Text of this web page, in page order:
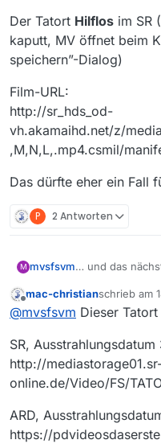
Der Tatort Hilflos im SR
kaputt, MV öffnet beim
speichern”-Dialog)
Film-URL:
http://sr_hds_od-
vh.akamaihd.net/z/
,M,N,L,.mp4.csmil/
Das dürfte eher ein Fall
P 2 Antworten
M mvsfsvm… und das
Der TatortHilflos
kaputt, MV
http://sr_hds_od-
vh.akamaihd.net/
Das dürfte eher
Offline
mac-christianschrieb am
zuletzt
@mvsfsvm Dieser
SR,
http://
online.de/Video/FS/
ARD,
https://